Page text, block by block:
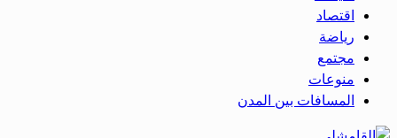
اقتصاد
رياضة
مجتمع
منوعات
المسافات بين المدن